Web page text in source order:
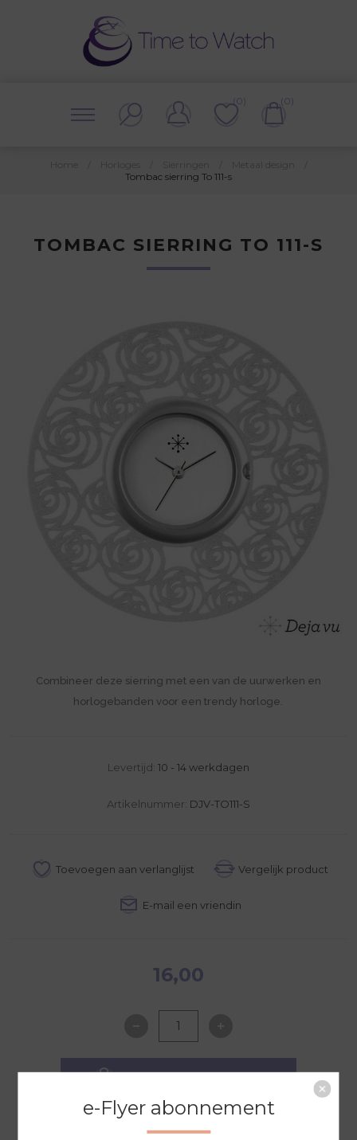
(0) (0)
Tombac sierring To 111-s
TOMBAC SIERRING TO 111-S
Combineer deze sierring met een van de uurwerken en
horlogebanden voor een trendy horloge.
Levertijd: 10 - 14 werkdagen
Artikelnummer: DJV-TO111-S
16,00
e-Flyer abonnement